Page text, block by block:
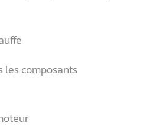
les composants